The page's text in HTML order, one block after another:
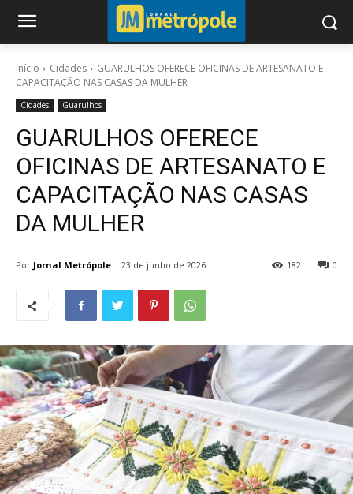
Início Cidades
GUARULHOS OFERECE OFICINAS DE ARTESANATO E
CAPACITAÇÃO NAS CASAS DA MULHER
Cidades Guarulhos
GUARULHOS OFERECE
OFICINAS DE ARTESANATO E
CAPACITAÇÃO NAS CASAS
DA MULHER
Por Jornal Metrópole 23 de junho de 2026 0
182